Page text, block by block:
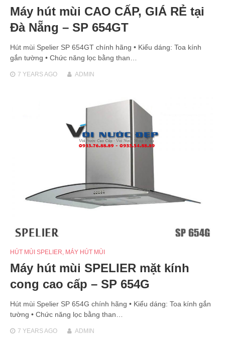
Máy hút mùi CAO CẤP, GIÁ RẺ tại
Đà Nẵng – SP 654GT
Hút mùi Spelier SP 654GT chính hãng • Kiểu dáng: Toa kính
gắn tường • Chức năng lọc bằng than…
7 YEARSAGO ADMIN
HÚT MÙI SPELIER MÁY HÚT MÙI
Máy hút mùi SPELIER mặt kính
cong cao cấp – SP 654G
Hút mùi Spelier SP 654G chính hãng • Kiểu dáng: Toa kính gắn
tường • Chức năng lọc bằng than…
7 YEARSAGO ADMIN